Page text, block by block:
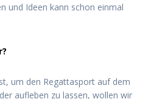
und Ideen kann schon einmal
um den Regattasport auf dem
aufleben zu lassen, wollen wir